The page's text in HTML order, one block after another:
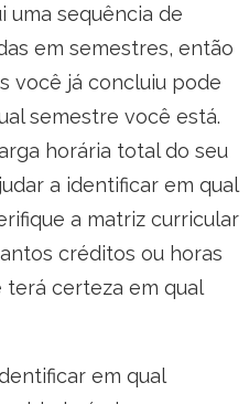
uma sequência de
em semestres, então
você já concluiu pode
semestre você está.
horária total do seu
a identificar em qual
a matriz curricular
créditos ou horas
terá certeza em qual
em qual